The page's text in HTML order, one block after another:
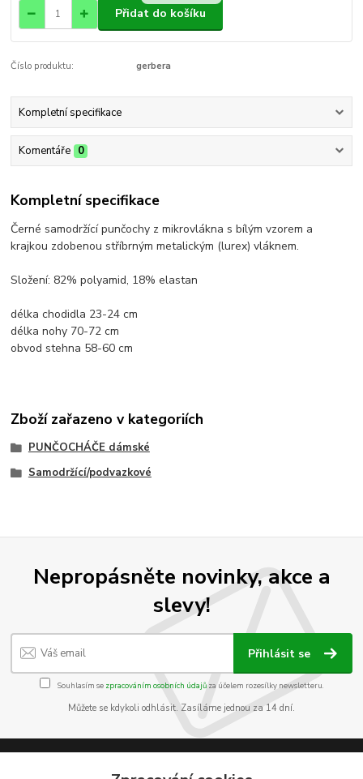
Přidat do košíku
Číslo produktu: gerbera
Kompletní specifikace
Komentáře 0
Kompletní specifikace
Černé samodržící punčochy z mikrovlákna s bílým vzorem a
krajkou zdobenou stříbrným metalickým (lurex) vláknem.
Složení: 82% polyamid, 18% elastan
délka chodidla 23-24 cm
délka nohy 70-72 cm
obvod stehna 58-60 cm
Zboží zařazeno v kategoriích
PUNČOCHÁČE dámské
Samodržící/podvazkové
Nepropásněte novinky, akce a
slevy!
Přihlásit se
Souhlasím se zpracováním osobních údajůza účelem rozesílky newsletteru.
Můžete se kdykoli odhlásit. Zasíláme jednou za 14 dní.